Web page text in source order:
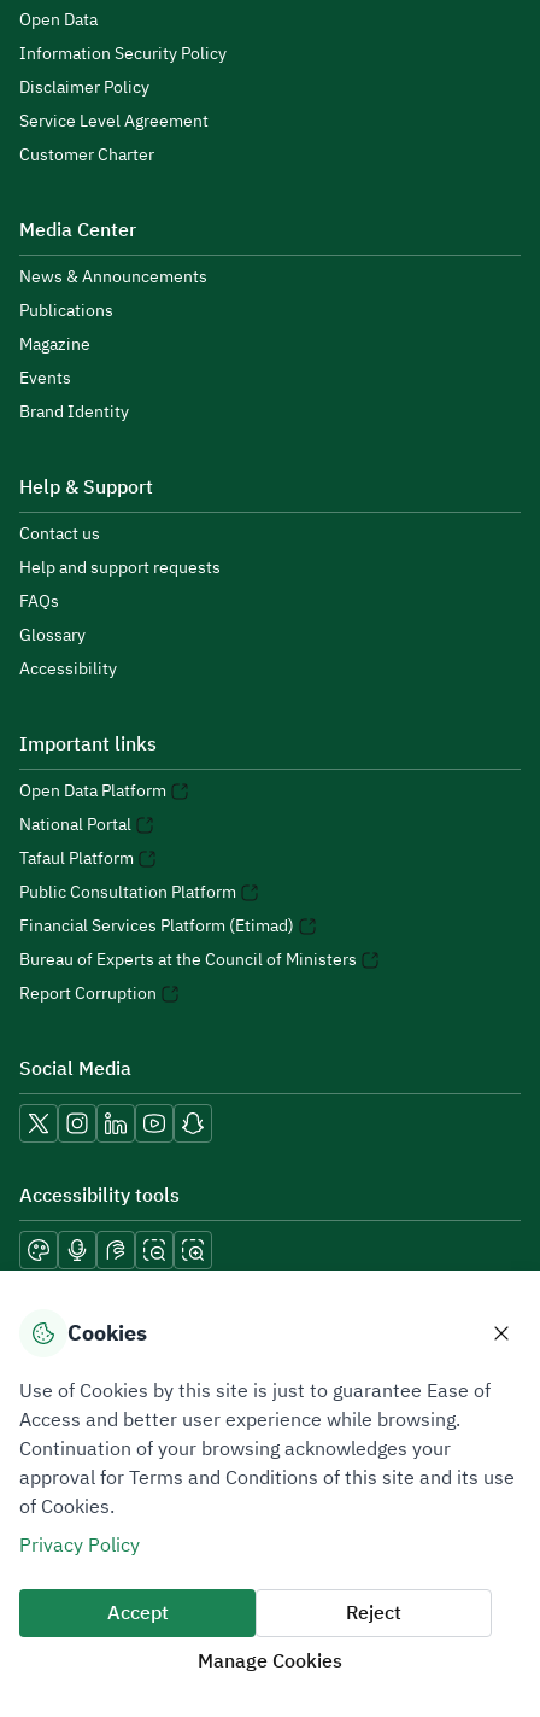
Open Data
Information Security Policy
Disclaimer Policy
Service Level Agreement
Customer Charter
Media Center
News & Announcements
Publications
Magazine
Events
Brand Identity
Help & Support
Contact us
Help and support requests
FAQs
Glossary
Accessibility
Important links
Open Data Platform
National Portal
Tafaul Platform
Public Consultation Platform
Financial Services Platform (Etimad)
Bureau of Experts at the Council of Ministers
Report Corruption
Social Media
Accessibility tools
Download mobile applications
Privacy PolicyTerms of UseSite Map
All rights reserved 2026 © ZATCA.GOV.SA
Developed and Maintained by Zakat, Tax and Customs Authority
Last update for site was
07 August 2026 10:30 AM
Cookies
Use of Cookies by this site is just to guarantee Ease of
Access and better user experience while browsing.
Continuation of your browsing acknowledges your
approval for Terms and Conditions of this site and its use
of Cookies.
Privacy Policy
Accept
Reject
Manage Cookies